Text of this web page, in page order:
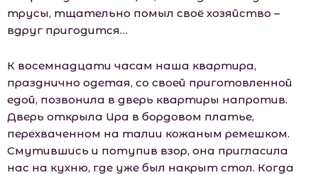
трусы, тщательно помыл своё хозяйство –
вдруг пригодится…
К восемнадцати часам наша квартира,
празднично одетая, со своей приготовленной
едой, позвонила в дверь квартиры напротив.
Дверь открыла Ира в бордовом платье,
перехваченном на талии кожаным ремешком.
Смутившись и потупив взор, она пригласила
нас на кухню, где уже был накрыт стол. Когда